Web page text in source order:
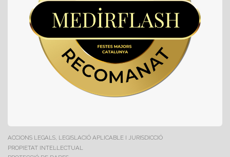
ACCIONS LEGALS, LEGISLACIÓ APLICABLE I JURISDICCIÓ
PROPIETAT INTEL·LECTUAL